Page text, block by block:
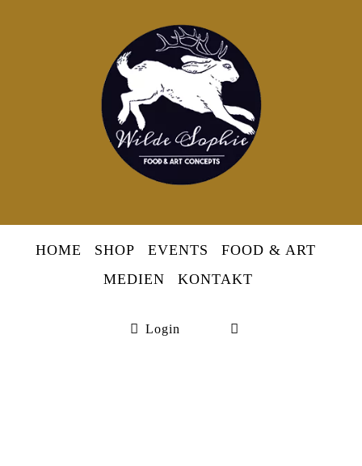
Berlins
erste
HOME SHOP EVENTS
FOOD & ART
MEDIEN
KONTAKT
Login